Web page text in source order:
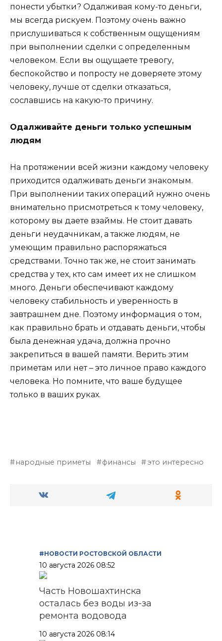
понести убытки? Одалживая кому-то деньги,
мы всегда рискуем. Поэтому очень важно
прислушиваться к собственным ощущениям
при выполнении сделки с определенным
человеком. Если вы ощущаете тревогу,
беспокойство и попросту не доверяете этому
человеку, лучше от сделки отказаться,
сославшись на какую-то причину.
Одалживайте деньги только успешным
людям
На протяжении всей жизни каждому человеку
приходится одалживать деньги знакомым.
При выполнении таких операций нужно очень
внимательно присмотреться к тому человеку,
которому вы даете взаймы. Не стоит давать
деньги неудачникам, а также людям, не
умеющим правильно распоряжаться
средствами. Точно так же, не стоит занимать
средства у тех, кто сам имеет их не слишком
много. Деньги обеспечивают каждому
человеку стабильность и уверенность в
завтрашнем дне. Поэтому информация о том,
как правильно брать и отдавать деньги, чтобы
была денежная удача, должна прочно
закрепиться в вашей памяти. Верить этим
приметам или нет – это личное право каждого
человека. Но помните, что ваше будущее
только в ваших руках.
народные приметы финансы это интересно
#НОВОСТИ РОСТОВСКОЙ ОБЛАСТИ
10 августа 2026 08:52
Часть Новошахтинска
осталась без воды из-за
ремонта водовода
10 августа 2026 08:14